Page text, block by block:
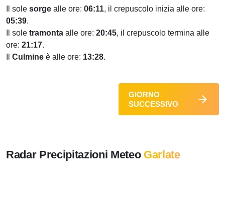
Il sole sorge alle ore: 06:11, il crepuscolo inizia alle ore:
05:39.
Il sole tramonta alle ore: 20:45, il crepuscolo termina alle
ore: 21:17.
Culmine è alle ore: 13:28.
GIORNO
SUCCESSIVO
Radar Precipitazioni Meteo Garlate